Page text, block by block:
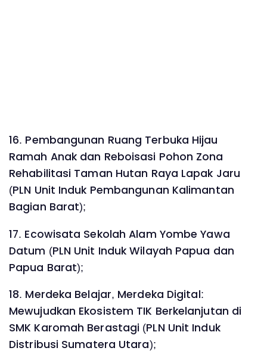
16. Pembangunan Ruang Terbuka Hijau
Ramah Anak dan Reboisasi Pohon Zona
Rehabilitasi Taman Hutan Raya Lapak Jaru
(PLN Unit Induk Pembangunan Kalimantan
Bagian Barat);
17. Ecowisata Sekolah Alam Yombe Yawa
Datum (PLN Unit Induk Wilayah Papua dan
Papua Barat);
18. Merdeka Belajar, Merdeka Digital:
Mewujudkan Ekosistem TIK Berkelanjutan di
SMK Karomah Berastagi (PLN Unit Induk
Distribusi Sumatera Utara);